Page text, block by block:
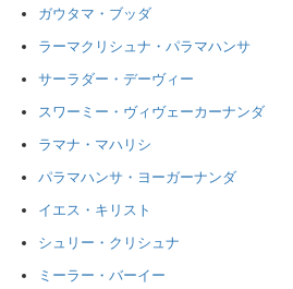
ガウタマ・ブッダ
ラーマクリシュナ・パラマハンサ
サーラダー・デーヴィー
スワーミー・ヴィヴェーカーナンダ
ラマナ・マハリシ
パラマハンサ・ヨーガーナンダ
イエス・キリスト
シュリー・クリシュナ
ミーラー・バーイー